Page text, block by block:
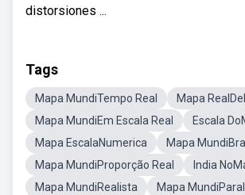
distorsiones ...
Tags
Mapa MundiTempo Real
Mapa
Mapa MundiEm Escala Real
Escala
Mapa EscalaNumerica
Mapa
Mapa MundiProporção Real
India
Mapa MundiRealista
Mapa